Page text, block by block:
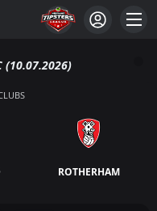
(10.07.2026)
ROTHERHAM